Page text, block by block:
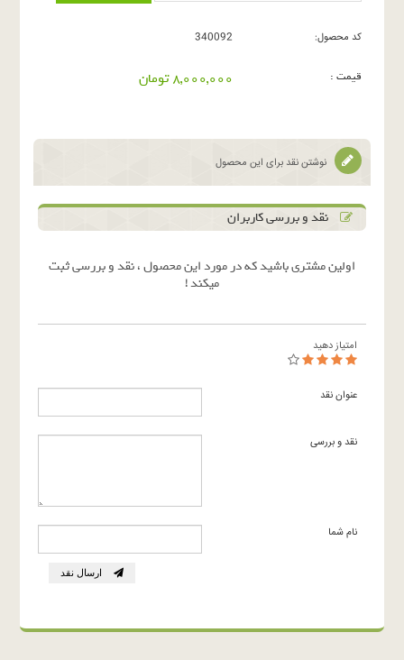
کد محصول: 340092
قیمت : 8,000,000 تومان
نوشتن نقد برای این محصول
نقد و بررسی کاربران
اولین مشتری باشید که در مورد این محصول ، نقد و بررسی ثبت
میکند !
امتیاز دهید
عنوان نقد
نقد و بررسی
نام شما
ارسال نقد